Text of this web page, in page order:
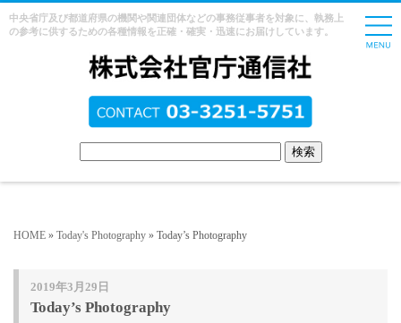
中央省庁及び都道府県の機関や関連団体などの事務従事者を対象に、執務上
の参考に供するための各種情報を正確・確実・迅速にお届けしています。
HOME » Today's Photography » Today’s Photography
2019年3月29日
Today’s Photography